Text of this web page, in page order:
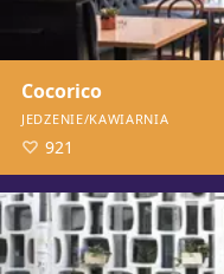
Cocorico
JEDZENIE/KAWIARNIA
921